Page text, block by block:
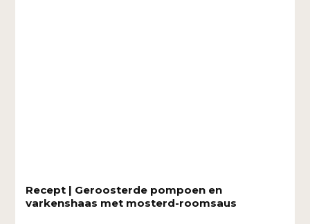
Recept | Geroosterde pompoen en
varkenshaas met mosterd-roomsaus